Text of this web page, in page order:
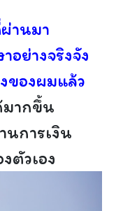
านมา
ย่างจริงจัง
ของผมแล้ว
มากขึ้น
นการเงิน
ตัวเอง